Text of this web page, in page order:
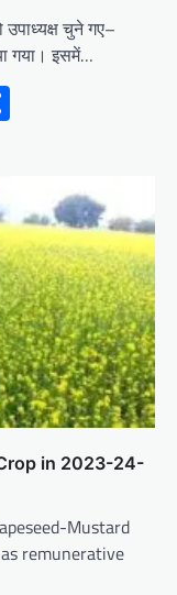
चुने गए–
गया। इसमें…
in 2023-24-
Mustard
remunerative